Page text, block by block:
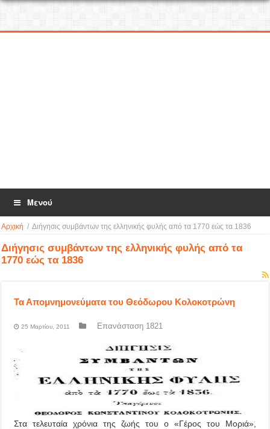
Μενού
Αρχική / Διήγησις συμβάντων της ελληνικής φυλής από τα 1770 εώς τα 1836
Διήγησις συμβάντων της ελληνικής φυλής από τα
1770 εώς τα 1836
Τα Απομνημονεύματα του Θεόδωρου Κολοκοτρώνη
25 Μαρτίου, 2011 Επανάσταση 1821
Στα τελευταία χρόνια της ζωής του ο «Γέρος του Μοριά»,